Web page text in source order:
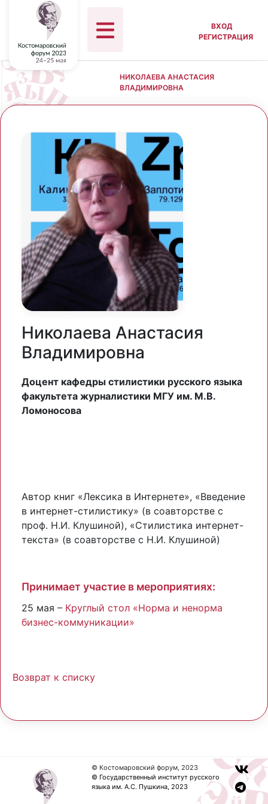
ВХОД
РЕГИСТРАЦИЯ
НИКОЛАЕВА АНАСТАСИЯ
ВЛАДИМИРОВНА
Николаева Анастасия
Владимировна
Доцент кафедры стилистики русского языка
факультета журналистики МГУ им. М.В.
Ломоносова
Автор книг «Лексика в Интернете», «Введение
в интернет-стилистику» (в соавторстве с
проф. Н.И. Клушиной), «Стилистика интернет-
текста» (в соавторстве с Н.И. Клушиной)
Принимает участие в мероприятиях:
25 мая – Круглый стол «Норма и ненорма
бизнес-коммуникации»
Возврат к списку
© Костомаровский форум, 2023
© Государственный институт русского
языка им. А.С. Пушкина, 2023